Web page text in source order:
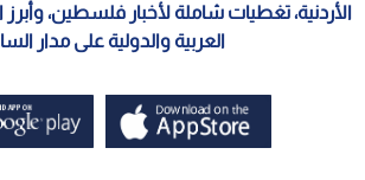
الأردنية، تغطيات شاملة لأخبار فلسطين، وأبرز
العربية والدولية على مدار